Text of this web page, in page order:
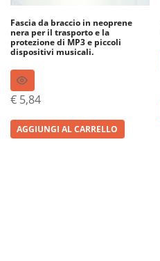
Fascia da braccio in neoprene
nera per il trasporto e la
protezione di MP3 e piccoli
dispositivi musicali.
€ 5,84
AGGIUNGI AL CARRELLO